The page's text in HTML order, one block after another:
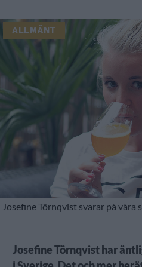
ALLMÄNT
Josefine Törnqvist svarar på våra
Josefine Törnqvist har